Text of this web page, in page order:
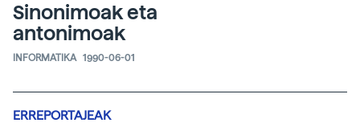
Sinonimoak eta
antonimoak
INFORMATIKA 1990-06-01
ERREPORTAJEAK